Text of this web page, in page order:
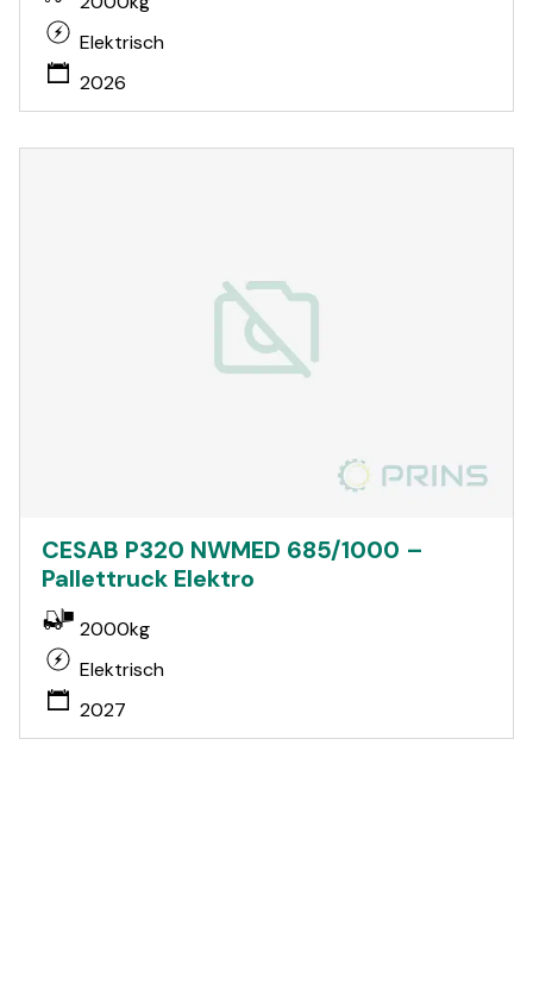
Elektrisch
2026
CESAB P320 NWMED 685/1000 –
Pallettruck Elektro
2000kg
Elektrisch
2027